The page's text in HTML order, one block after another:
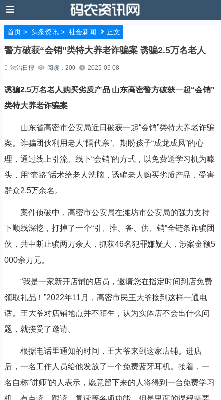
首页> 头条资讯> 社会新闻 正文
警方破获“会销”类特大养老诈骗案 诱骗2.5万名老人
法治日报 阅读：200 2025-05-08
诱骗2.5万名老人购买劣质产品 山东高密警方破获一起“会销”
类特大养老诈骗案
山东省高密市公安局近日破获一起“会销”类特大养老诈骗
案。诈骗团伙利用老人“隔代亲”、期盼孩子“成龙成凤”的心
理，通过线上引流、线下“会销”的方式，以免费送学习机为噱
头，用“套路”话术给老人洗脑，诱骗老人购买劣质产品，受害
群众2.5万余名。
案件侦破中，高密市公安局在潍坊市公安局的强力支持
下顺线深挖，打掉了一个“引、推、备、供、销”全链条诈骗团
伙，共中断止骗两万余人，抓获46名犯罪嫌疑人，涉案金额5
000余万元。
“我是一家新开店铺的店员，邀请您在指定时间到店免费
领取礼品！”2022年11月，高密市民王大爷接到这样一通电
话。王大爷对店铺地点并不陌生，认为实体店不会出什么问
题，就接受了邀请。
根据电话里通知的时间，王大爷来到这家店铺。进店
后，一名工作人员给他发放了一个免费蓝牙耳机。接着，一
名自称“讲师”的人表示，愿意留下来的人将得到一台免费学习
机，有点读、跟读、复读等各项功能，但是里面的课程需要